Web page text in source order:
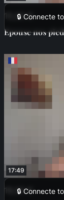
🔒 Connecte
15,00 €
Epouse nos
17:49
🔒 Connecte
19,00 €